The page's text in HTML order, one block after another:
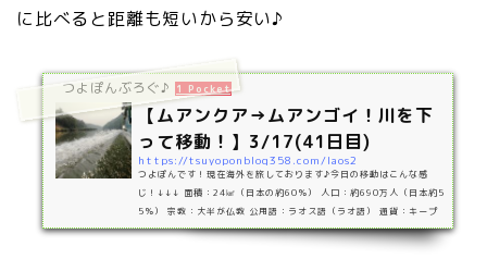
に比べると距離も短いから安い♪
つよぽんぶろぐ♪ 1 Pocket
【ムアンクア→ムアンゴイ！川を下
って移動！】3/17(41日目)
https://tsuyoponblog358.com/laos2
つよぽんです！現在海外を旅しております♪今日の移動はこんな感
じ！↓↓↓ 面積：24㎢（日本の約60％） 人口：約690万人（日本約5
5％） 宗教：大半が仏教 公用語：ラオス語（ラオ語） 通貨：キープ
（Kip）1K=約0.013円（2019年） 旅の記録3月17日今日の移動は
Muang khua(ムアンクア)→Muang Hgoy(ムアンゴイ)でした！ ボー